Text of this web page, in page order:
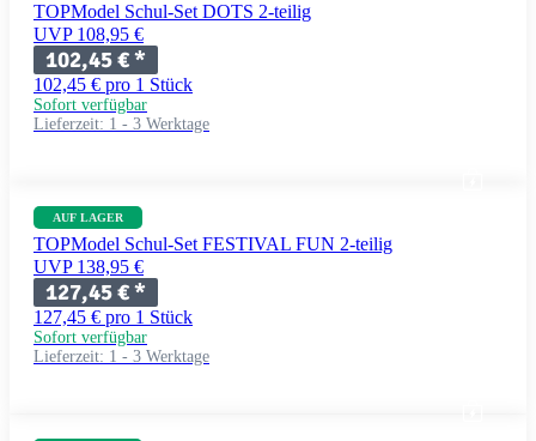
TOPModel Schul-Set DOTS 2-teilig
UVP 108,95 €
102,45 €*
102,45 € pro 1 Stück
Sofort verfügbar
Lieferzeit: 1 - 3 Werktage
AUF LAGER
TOPModel Schul-Set FESTIVAL FUN 2-teilig
UVP 138,95 €
127,45 €*
127,45 € pro 1 Stück
Sofort verfügbar
Lieferzeit: 1 - 3 Werktage